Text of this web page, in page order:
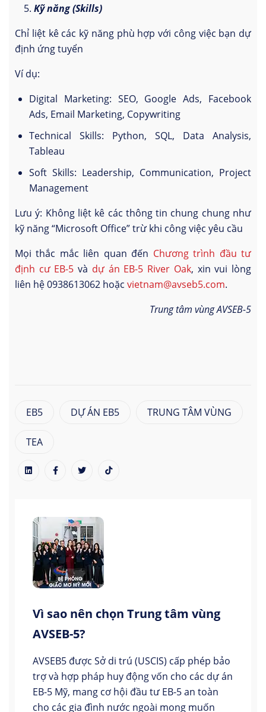
Kỹ năng (Skills)
Chỉ liệt kê các kỹ năng phù hợp với công việc bạn dự
định ứng tuyển
Ví dụ:
Digital Marketing: SEO, Google Ads, Facebook
Ads, Email Marketing, Copywriting
Technical Skills: Python, SQL, Data Analysis,
Tableau
Soft Skills: Leadership, Communication, Project
Management
Lưu ý: Không liệt kê các thông tin chung chung như
kỹ năng “Microsoft Office” trừ khi công việc yêu cầu
Mọi thắc mắc liên quan đến Chương trình đầu tư
định cư EB-5 và dự án EB-5 River Oak, xin vui lòng
liên hệ 0938613062 hoặc vietnam@avseb5.com.
Trung tâm vùng AVSEB-5
EB5 DỰ ÁN EB5 TRUNG TÂM VÙNG
TEA
Vì sao nên chọn Trung tâm vùng
AVSEB-5?
AVSEB5 được Sở di trú (USCIS) cấp phép bảo
trợ và hợp pháp huy động vốn cho các dự án
EB-5 Mỹ, mang cơ hội đầu tư EB-5 an toàn
cho các gia đình nước ngoài mong muốn